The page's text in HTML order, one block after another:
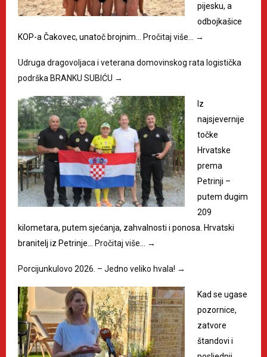
pijesku, a
odbojkašice
KOP-a Čakovec, unatoč brojnim… Pročitaj više… →
Udruga dragovoljaca i veterana domovinskog rata logistička
podrška BRANKU SUBIĆU →
Iz
najsjevernije
točke
Hrvatske
prema
Petrinji –
putem dugim
209
kilometara, putem sjećanja, zahvalnosti i ponosa. Hrvatski
branitelj iz Petrinje… Pročitaj više… →
Porcijunkulovo 2026. – Jedno veliko hvala! →
Kad se ugase
pozornice,
zatvore
štandovi i